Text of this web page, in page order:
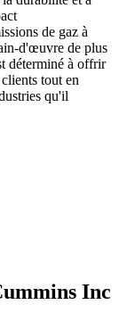
de gaz à
d'œuvre de plus
déterminé à offrir
tout en
qu'il
Inc